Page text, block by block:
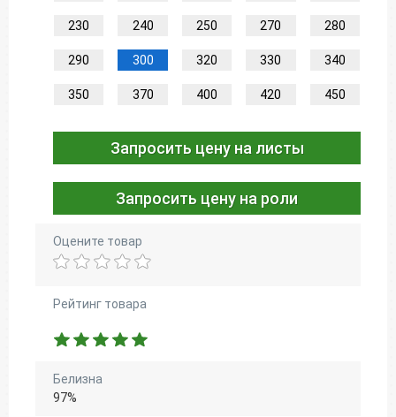
230 240 250 270 280
290 300 320 330 340
350 370 400 420 450
Запросить цену на листы
Запросить цену на роли
Оцените товар
Рейтинг товара
Белизна
97%